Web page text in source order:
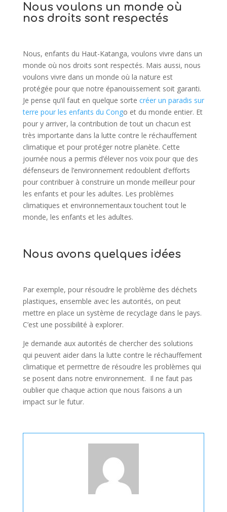
Nous voulons un monde où
nos droits sont respectés
Nous, enfants du Haut-Katanga, voulons vivre dans un
monde où nos droits sont respectés. Mais aussi, nous
voulons vivre dans un monde où la nature est
protégée pour que notre épanouissement soit garanti.
Je pense qu’il faut en quelque sorte créer un paradis sur
terre pour les enfants du Congo et du monde entier. Et
pour y arriver, la contribution de tout un chacun est
très importante dans la lutte contre le réchauffement
climatique et pour protéger notre planète. Cette
journée nous a permis d’élever nos voix pour que des
défenseurs de l’environnement redoublent d’efforts
pour contribuer à construire un monde meilleur pour
les enfants et pour les adultes. Les problèmes
climatiques et environnementaux touchent tout le
monde, les enfants et les adultes.
Nous avons quelques idées
Par exemple, pour résoudre le problème des déchets
plastiques, ensemble avec les autorités, on peut
mettre en place un système de recyclage dans le pays.
C’est une possibilité à explorer.
Je demande aux autorités de chercher des solutions
qui peuvent aider dans la lutte contre le réchauffement
climatique et permettre de résoudre les problèmes qui
se posent dans notre environnement. Il ne faut pas
oublier que chaque action que nous faisons a un
impact sur le futur.